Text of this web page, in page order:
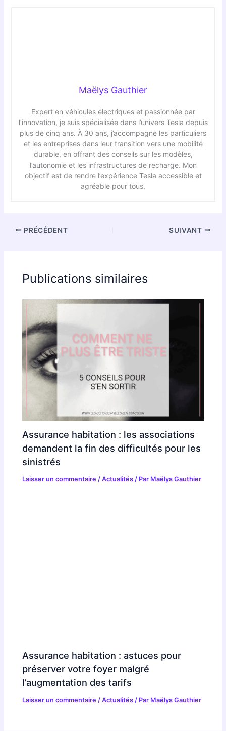
Maëlys Gauthier
Expert en véhicules électriques et passionnée par
l’innovation, je suis spécialisée dans l’univers Tesla depuis
plus de cinq ans. À 30 ans, j’accompagne les particuliers
et les entreprises dans leur transition vers une mobilité
durable, en offrant des conseils sur les modèles,
l’autonomie et les infrastructures de recharge. Mon
objectif est de rendre l’expérience Tesla accessible et
agréable pour tous.
PRÉCÉDENT SUIVANT
Publications similaires
Assurance habitation : les associations
demandent la fin des difficultés pour les
sinistrés
Laisser un commentaire /Actualités / Par Maëlys Gauthier
Assurance habitation : astuces pour
préserver votre foyer malgré
l’augmentation des tarifs
Laisser un commentaire /Actualités / Par Maëlys Gauthier